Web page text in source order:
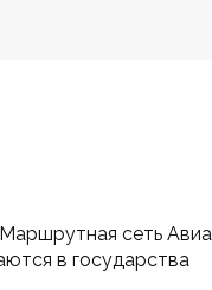
сеть
в государства